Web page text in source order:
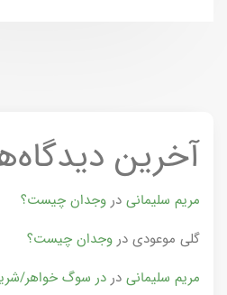
آخرین
مریم سلیمانی در وجدان چیست؟
گلی موعودی در وجدان چیست؟
مریم سلیمانی در در سوگ خواهر/